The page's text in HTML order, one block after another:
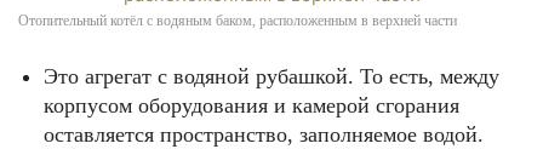
Отопительный котёл с водяным баком, расположенным в верхней части
Это агрегат с водяной рубашкой. То есть, между
корпусом оборудования и камерой сгорания
оставляется пространство, заполняемое водой.